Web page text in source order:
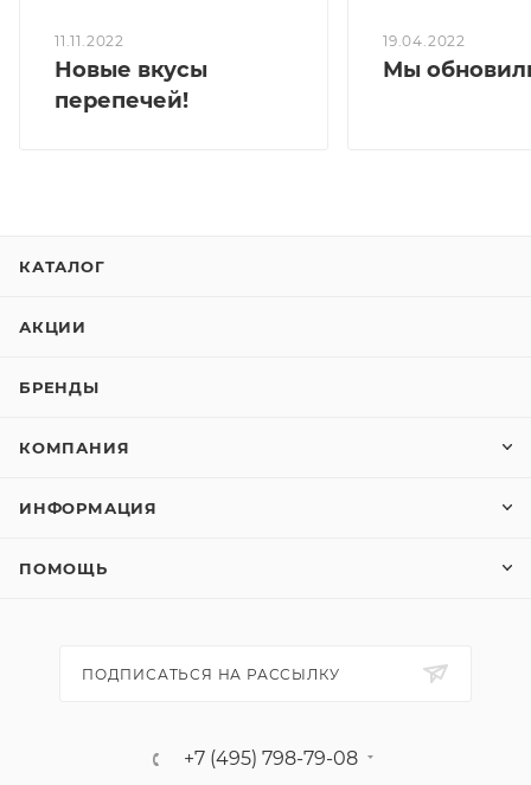
11.11.2022
Новые вкусы
перепечей!
19.04.2022
Мы
КАТАЛОГ
АКЦИИ
БРЕНДЫ
КОМПАНИЯ
ИНФОРМАЦИЯ
ПОМОЩЬ
ПОДПИСАТЬСЯ НА РАССЫЛКУ
+7 (495) 798-79-08